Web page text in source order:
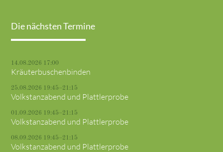
Die nächsten Termine
14.08.2026 17:00
Kräuterbuschenbinden
25.08.2026 19:45–21:15
Volkstanzabend und Plattlerprobe
01.09.2026 19:45–21:15
Volkstanzabend und Plattlerprobe
08.09.2026 19:45–21:15
Volkstanzabend und Plattlerprobe